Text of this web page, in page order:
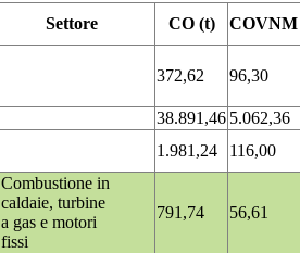
Settore CO (t)
COVNM
372,62 96,30
38.891,46 5.062,36
1.981,24
116,00
Combustione in
caldaie, turbine
a gas e motori
fissi
791,74 56,61